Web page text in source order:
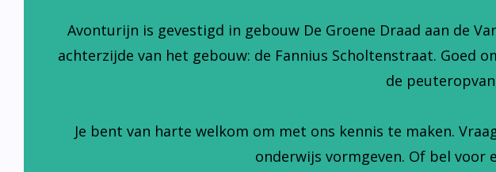
Avonturijn is gevestigd in gebouw De Groene Draad aan de
achterzijde van het gebouw: de Fannius Scholtenstraat. Goed
de
Je bent van harte welkom om met ons kennis te maken.
onderwijs vormgeven. Of bel voor